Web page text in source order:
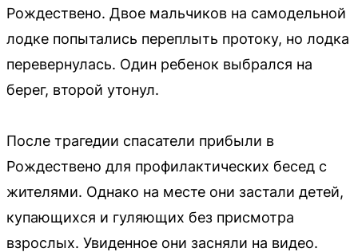
Рождествено. Двое мальчиков на самодельной
лодке попытались переплыть протоку, но лодка
перевернулась. Один ребенок выбрался на
берег, второй утонул.
После трагедии спасатели прибыли в
Рождествено для профилактических бесед с
жителями. Однако на месте они застали детей,
купающихся и гуляющих без присмотра
взрослых. Увиденное они засняли на видео.